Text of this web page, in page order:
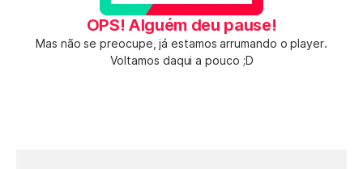
OPS! Alguém deu pause!
Mas não se preocupe, já estamos arrumando o player.
Voltamos daqui a pouco ;D